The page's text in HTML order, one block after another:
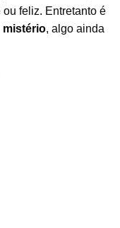
feliz. Entretanto é
mistério, algo ainda